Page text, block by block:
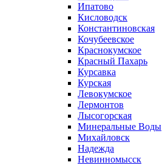
Ипатово
Кисловодск
Константиновская
Кочубеевское
Краснокумское
Красный Пахарь
Курсавка
Курская
Левокумское
Лермонтов
Лысогорская
Минеральные Воды
Михайловск
Надежда
Невинномысск